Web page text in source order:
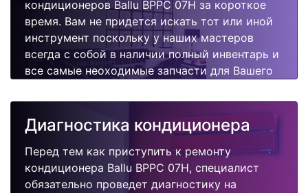
кондиционеров Ballu BPPC 07H за короткое
время. Вам не придется искать тот или иной
инструмент поскольку у наших мастеров
всегда с собой в наличии полный инвентарь и
все самые неоходимые запчасти для Вашего
качественно и недорого.
Диагностика кондиционера
Перед тем как приступить к ремонту
кондиционера Ballu BPPC 07H, специалист
обязательно проведет диагностику на